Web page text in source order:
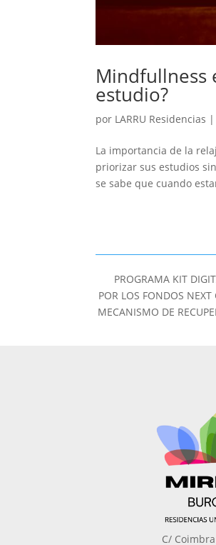
Mindfullness
estudio?
por LARRU Residencias |
La importancia de la
priorizar sus estudios
se sabe que cuando
PROGRAMA KIT
POR LOS FONDOS
MECANISMO DE
C/